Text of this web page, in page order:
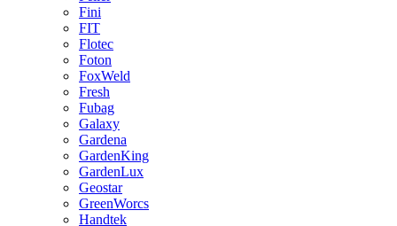
Fini
FIT
Flotec
Foton
FoxWeld
Fresh
Fubag
Galaxy
Gardena
GardenKing
GardenLux
Geostar
GreenWorcs
Handtek